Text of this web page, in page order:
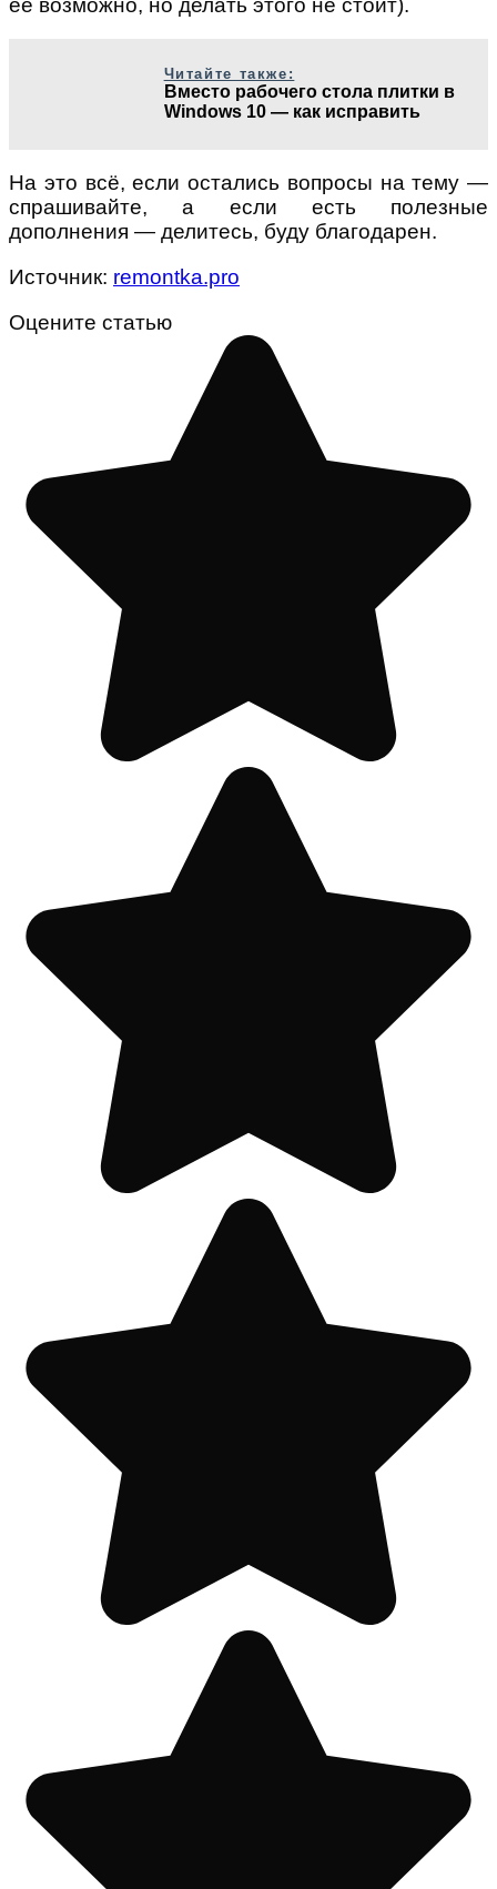
Читайте также:
Вместо рабочего стола плитки в
Windows 10 — как исправить
На это всё, если остались вопросы на тему —
спрашивайте, а если есть полезные
дополнения — делитесь, буду благодарен.
Источник: remontka.pro
Оцените статью